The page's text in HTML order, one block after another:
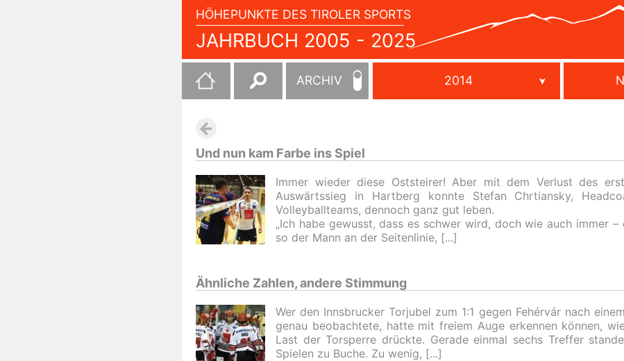
HÖHEPUNKTE DES TIROLER SPORTS
JAHRBUCH 2005 - 2025
JAHRBUCH
2005
2025
Suchen
nach:
ARCHIV 2014
Und nun kam Farbe ins Spiel
Immer wieder diese Oststeirer! Aber mit dem Verlust des
Auswärtssieg in Hartberg konnte Stefan Chrtiansky,
Volleyballteams, dennoch ganz gut leben.
„Ich habe gewusst, dass es schwer wird, doch wie auch immer –
so der Mann an der Seitenlinie,
Ähnliche Zahlen, andere Stimmung
Wer den Innsbrucker Torjubel zum 1:1 gegen Fehérvár nach
genau beobachtete, hatte mit freiem Auge erkennen können,
Last der Torsperre drückte. Gerade einmal sechs Treffer
Spielen zu Buche. Zu wenig,